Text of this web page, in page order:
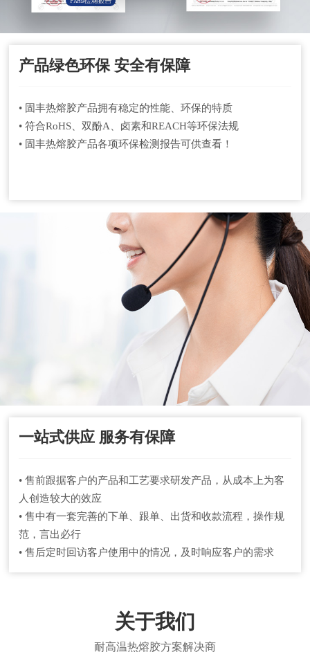
产品绿色环保 安全有保障
• 固丰热熔胶产品拥有稳定的性能、环保的特质
• 符合RoHS、双酚A、卤素和REACH等环保法规
• 固丰热熔胶产品各项环保检测报告可供查看！
一站式供应 服务有保障
• 售前跟据客户的产品和工艺要求研发产品，从成本上为客
人创造较大的效应
• 售中有一套完善的下单、跟单、出货和收款流程，操作规
范，言出必行
• 售后定时回访客户使用中的情况，及时响应客户的需求
关于我们